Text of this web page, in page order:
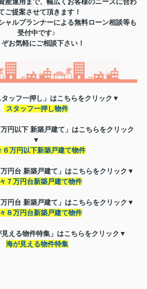
ご提案させて頂きます！
ャルプランナーによる無料ローン相談等も
受付中です♪
ぞお気軽にご相談下さい！
ッフ一押し」はこちらをクリック▼
スタッフ一押し物件
円以下 新築戸建て」はこちらをクリック
▼
６万円以下新築戸建て物件
円台 新築戸建て」はこちらをクリック ▼
７万円台新築戸建て物件
円台 新築戸建て」はこちらをクリック ▼
８万円台新築戸建て物件
える物件特集」はこちらをクリック▼
海が見える物件特集